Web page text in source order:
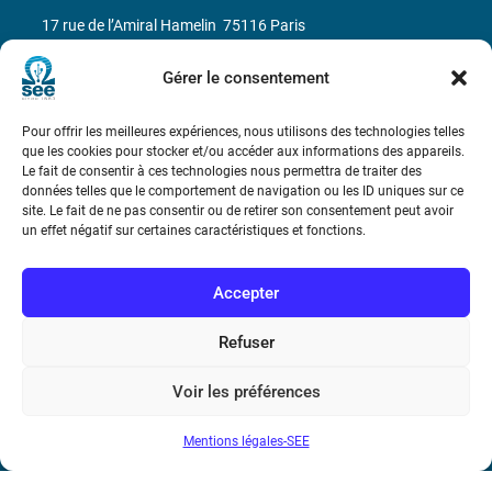
Gérer le consentement
Pour offrir les meilleures expériences, nous utilisons des technologies telles
que les cookies pour stocker et/ou accéder aux informations des appareils.
Le fait de consentir à ces technologies nous permettra de traiter des
données telles que le comportement de navigation ou les ID uniques sur ce
site. Le fait de ne pas consentir ou de retirer son consentement peut avoir
un effet négatif sur certaines caractéristiques et fonctions.
Accepter
Refuser
Voir les préférences
Mentions légales-SEE
Marie Ampère
Conditions Générales de Vente
Mentions légales
17 rue de l’Amiral Hamelin 75116 Paris
Métro : « Boissière » Ligne 6 et « Iéna » Ligne 9
Téléphone : (+33) 1 56 90 37 17
N° de SIREN : 785 393 232, Code APE : 9412Z TVA intra-
communautaire : FR44 785 393 232